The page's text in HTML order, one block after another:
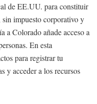
de EE.UU. para constituir
sin impuesto corporativo y
a Colorado añade acceso a
En esta
para registrar tu
y acceder a los recursos